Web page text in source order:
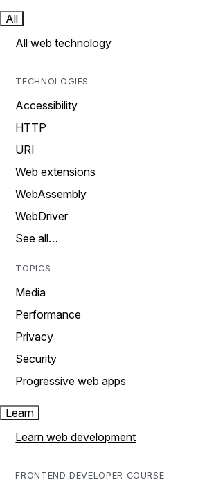
All
All web technology
TECHNOLOGIES
Accessibility
HTTP
URI
Web extensions
WebAssembly
WebDriver
See all…
TOPICS
Media
Performance
Privacy
Security
Progressive web apps
Learn
Learn web development
FRONTEND DEVELOPER COURSE